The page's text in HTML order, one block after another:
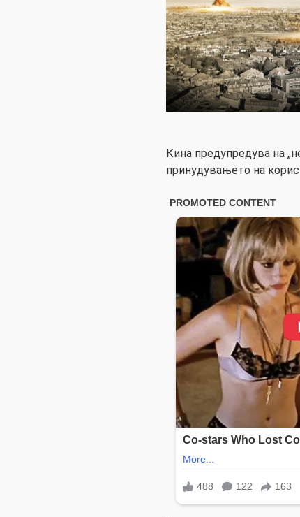
Кина предупредува на
принудувањето на